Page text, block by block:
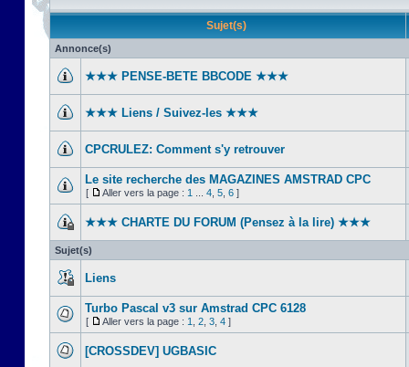
Sujet(s)
Annonce(s)
★★★ PENSE-BETE BBCODE ★★★
★★★ Liens / Suivez-les ★★★
CPCRULEZ: Comment s'y retrouver‎
Le site recherche des MAGAZINES AMSTRAD CPC
[ Aller vers la page : 1 4 5 6 ]
★★★ CHARTE DU FORUM (Pensez à la lire) ★★★
Sujet(s)
Liens
Turbo Pascal v3 sur Amstrad CPC 6128
[ Aller vers la page : 1 2 3 4 ]
[CROSSDEV] UGBASIC